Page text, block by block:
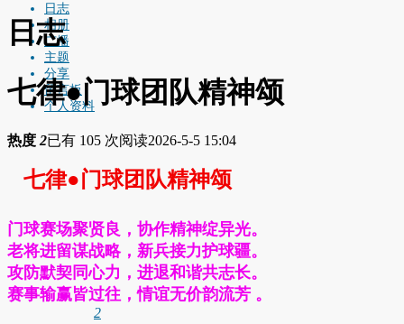
日志
相册
广播
主题
分享
留言板
个人资料
日志
七律●门球团队精神颂
热度 2已有 105 次阅读2026-5-5 15:04
七律●门球团队精神颂
门球赛场聚贤良，协作精神绽异光。
老将进留谋战略，新兵接力护球疆。
攻防默契同心力，进退和谐共志长。
赛事输赢皆过往，情谊无价韵流芳 。
2